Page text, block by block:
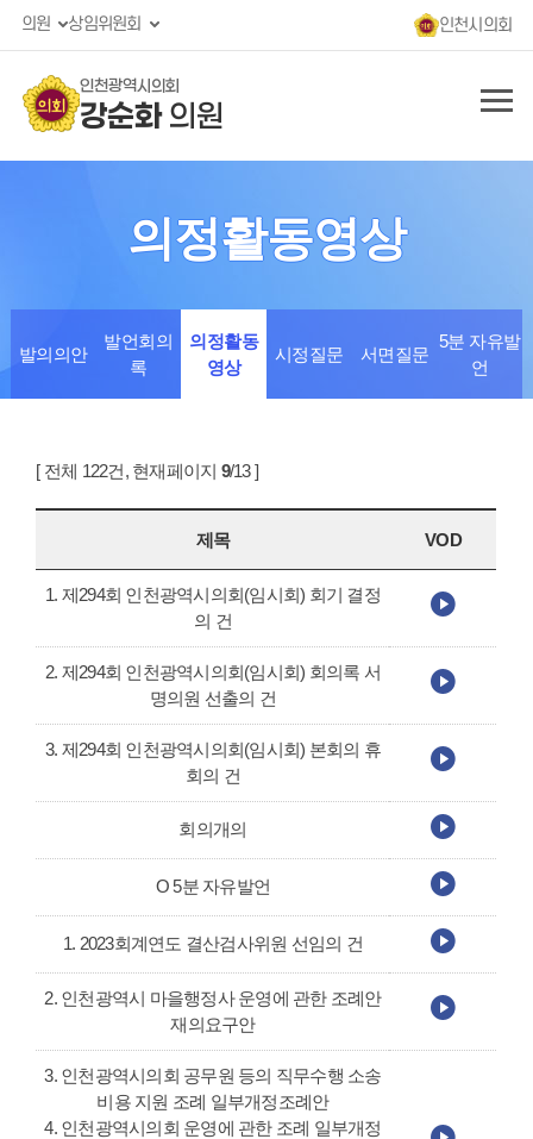
의원 상임위원회 인천시의회
인천광역시의회
강순화의원
의정활동영상
발의의안
발언회의
록
의정활동
영상
시정질문 서면질문
5분 자유발
언
[ 전체 122건, 현재페이지 9/13 ]
제목 VOD
1. 제294회 인천광역시의회(임시회) 회기 결정
의 건
2. 제294회 인천광역시의회(임시회) 회의록 서
명의원 선출의 건
3. 제294회 인천광역시의회(임시회) 본회의 휴
회의 건
회의개의
O 5분 자유발언
1. 2023회계연도 결산검사위원 선임의 건
2. 인천광역시 마을행정사 운영에 관한 조례안
재의요구안
3. 인천광역시의회 공무원 등의 직무수행 소송
비용 지원 조례 일부개정조례안
4. 인천광역시의회 운영에 관한 조례 일부개정